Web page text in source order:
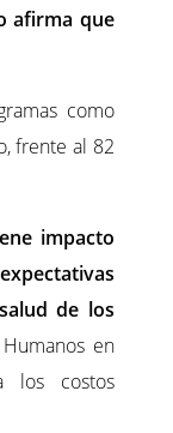
afirma que
como
frente al 82
impacto
de los
en
los costos